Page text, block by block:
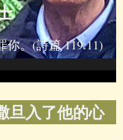
你。(詩篇 119:11)
旦入了他的心